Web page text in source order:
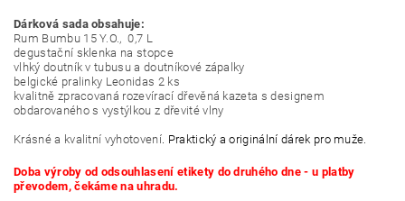
Dárková sada obsahuje:
Rum Bumbu 15 Y.O., 0,7 L
degustační sklenka na stopce
vlhký doutník v tubusu a doutníkové zápalky
belgické pralinky Leonidas 2 ks
kvalitně zpracovaná rozevírací dřevěná kazeta s designem
obdarovaného s vystýlkou z dřevité vlny
Krásné a kvalitní vyhotovení. Praktický a originální dárek pro muže.
Doba výroby od odsouhlasení etikety do druhého dne - u platby
převodem, čekáme na uhradu.